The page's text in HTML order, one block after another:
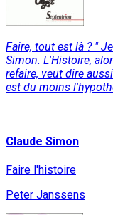
Faire, tout est là ? "
Simon. L'Histoire,
refaire, veut dire
est du moins
Claude Simon
Faire l'histoire
Peter Janssens